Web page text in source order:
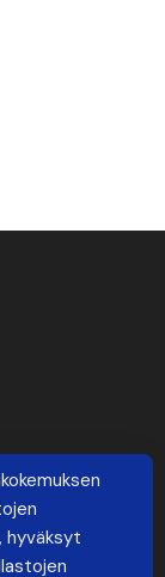
hyväksyt